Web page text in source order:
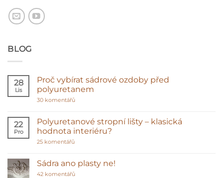
BLOG
28
Lis
Proč vybírat sádrové ozdoby před
polyuretanem
30 komentářůu
názvem
Proč
vybírat
22
Pro
Polyuretanové stropní lišty – klasická
hodnota interiéru?
25 komentářůu
názvem
Polyuretanové
stropní
Sádra ano plasty ne!
42 komentářůu